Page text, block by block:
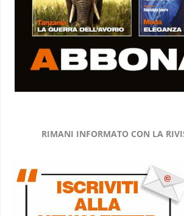
RIMANI INFORMATO CON LA